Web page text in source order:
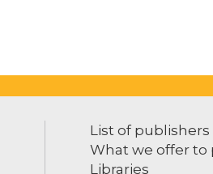
List of publishers
What we offer to
Libraries